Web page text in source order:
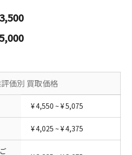
価別 買取価格
¥ 4,550 ~ ¥ 5,075
¥ 4,025 ~ ¥ 4,375